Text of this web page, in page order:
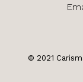
© 2021